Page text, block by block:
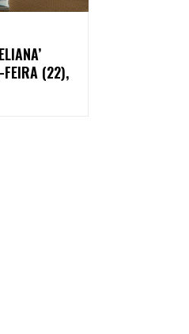
FEIRA (22),